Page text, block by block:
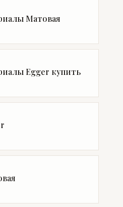
Матовая
Egger купить